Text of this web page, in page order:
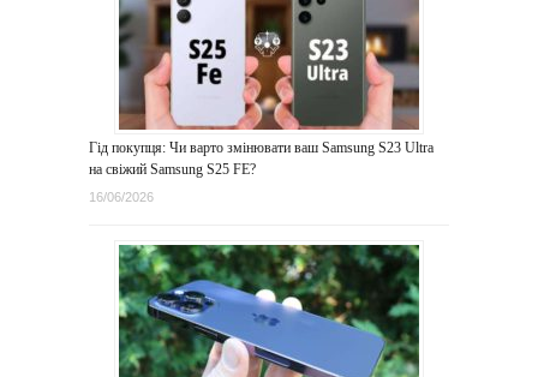
Гід покупця: Чи варто змінювати ваш Samsung S23 Ultra
на свіжий Samsung S25 FE?
16/06/2026